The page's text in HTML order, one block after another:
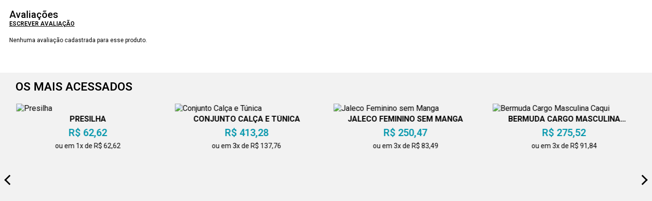
Avaliações
ESCREVER AVALIAÇÃO
Nenhuma avaliação cadastrada para esse produto.
OS MAIS ACESSADOS
PRESILHA
R$ 62,62
ou em 1x de R$ 62,62
CONJUNTO CALÇA E TÚNICA
R$ 413,28
ou em 3x de R$ 137,76
JALECO FEMININO SEM MANGA
R$ 250,47
ou em 3x de R$ 83,49
BERMUDA CARGO MASCULINA
R$ 275,52
ou em 3x de R$ 91,84